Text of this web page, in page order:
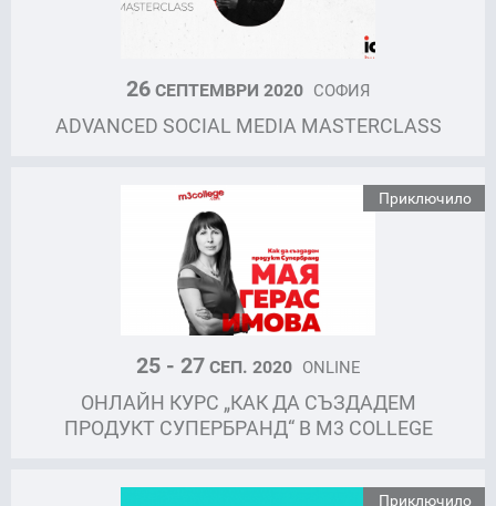
26СЕПТЕМВРИ 2020 СОФИЯ
ADVANCED SOCIAL MEDIA MASTERCLASS
Приключило
25 - 27СЕП. 2020 ONLINE
ОНЛАЙН КУРС „КАК ДА СЪЗДАДЕМ
ПРОДУКТ СУПЕРБРАНД“ В M3 COLLEGE
Приключило